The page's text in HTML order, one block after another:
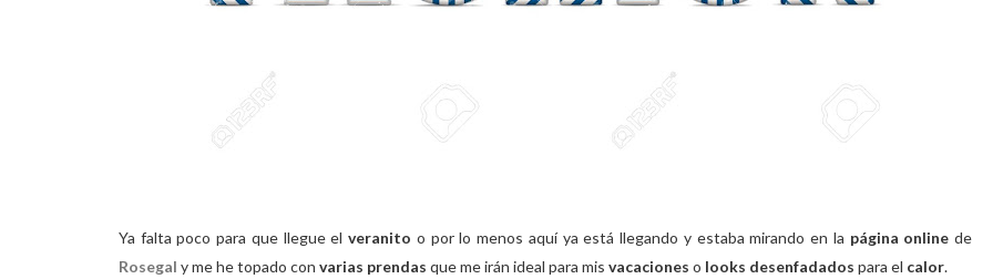
Ya falta poco para que llegue elveranito o por lo menos aquí ya está llegando y estaba mirando en la página online de
Rosegal y me he topado con varias prendas que me irán ideal para mis vacaciones o looks desenfadados para el calor.